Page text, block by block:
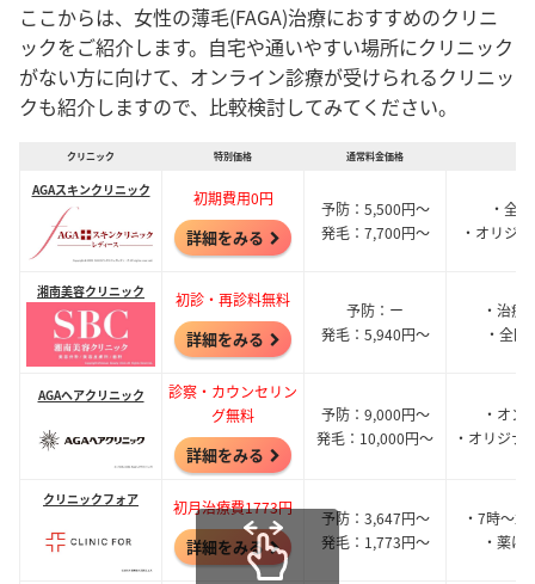
ここからは、女性の薄毛(FAGA)治療におすすめのクリニ
ックをご紹介します。自宅や通いやすい場所にクリニック
がない方に向けて、オンライン診療が受けられるクリニッ
クも紹介しますので、比較検討してみてください。
クリニック 特別価格 通常料金価格
AGAスキンクリニック 初期費用0円
詳細をみる
予防：5,500円～
発毛：7,700円～
・全
・オリジ
湘南美容クリニック 初診・再診料無料
詳細をみる
予防：ー
発毛：5,940円～
・治療
・全
AGAヘアクリニック
診察・カウンセリン
グ無料
詳細をみる
予防：9,000円～
発毛：10,000円～
・オン
・オリジナ
クリニックフォア 初月治療費1773円
詳細をみる
予防：3,647円～
発毛：1,773円～
・7時～
・薬は